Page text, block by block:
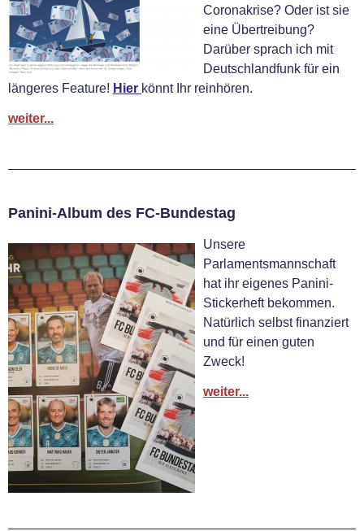
Coronakrise? Oder ist sie
eine Übertreibung?
Darüber sprach ich mit
Deutschlandfunk für ein
längeres Feature! Hier könnt Ihr reinhören.
weiter...
Panini-Album des FC-Bundestag
Unsere
Parlamentsmannschaft
hat ihr eigenes Panini-
Stickerheft bekommen.
Natürlich selbst finanziert
und für einen guten
Zweck!
weiter...